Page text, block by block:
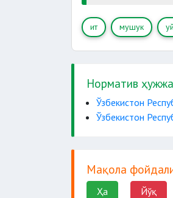
ит мушук уй
Норматив
Ўзбекистон
Ўзбекистон
Мақола
Ҳа Йўқ